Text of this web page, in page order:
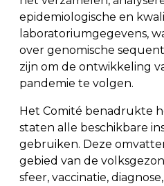
epidemiologische en
laboratoriumgegevens,
over genomische
zijn om de ontwikkeling
pandemie te volgen.
Het Comité benadrukte
staten alle beschikbare
gebruiken. Deze
gebied van de
sfeer, vaccinatie,